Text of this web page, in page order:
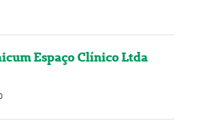
Espaço Clínico Ltda